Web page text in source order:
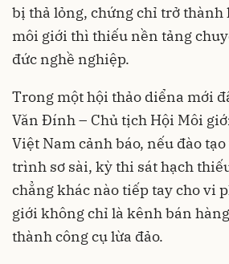
bị thả lỏng, chứng chỉ trở thành
môi giới thì thiếu nền tảng
đức nghề nghiệp.
Trong một hội thảo diểna mới
Văn Đính – Chủ tịch Hội Môi
Việt Nam cảnh báo, nếu đào
trình sơ sài, kỳ thi sát hạch
chẳng khác nào tiếp tay cho vi
giới không chỉ là kênh bán
thành công cụ lừa đảo.